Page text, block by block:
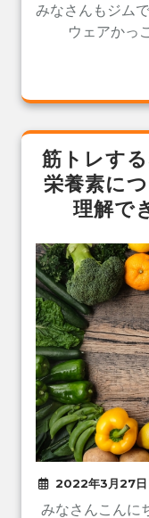
みなさんもジム
ウェアかっ
筋トレす
栄養素に
理解で
2022年3月27日
みなさんこんに